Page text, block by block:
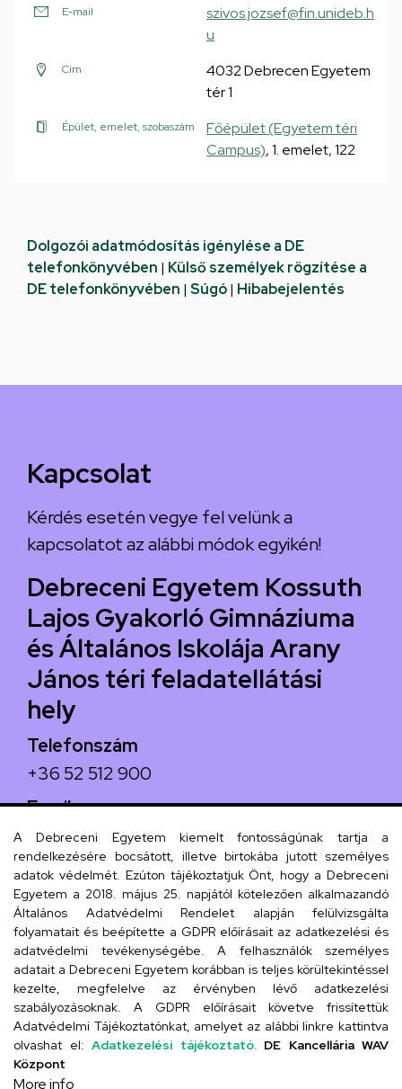
E-mail
szivos.jozsef@fin.unideb.h
u
Cím
4032 Debrecen Egyetem
tér 1
Épület, emelet, szobaszám
Főépület (Egyetem téri
Campus), 1. emelet, 122
Dolgozói adatmódosítás igénylése a DE
telefonkönyvében | Külső személyek rögzítése a
DE telefonkönyvében | Súgó| Hibabejelentés
Kapcsolat
Kérdés esetén vegye fel velünk a
kapcsolatot az alábbi módok egyikén!
Debreceni Egyetem Kossuth
Lajos Gyakorló Gimnáziuma
és Általános Iskolája Arany
János téri feladatellátási
hely
Telefonszám
+36 52 512 900
Email
arany.titkarsag@arany-alt.unideb.hu
Cím
4026 Debrecen, Arany János tér 1.
Szervezeti telefonkönyv
UD telefonkönyv
A Debreceni Egyetem kiemelt fontosságúnak tartja a
rendelkezésére bocsátott, illetve birtokába jutott személyes
adatok védelmét. Ezúton tájékoztatjuk Önt, hogy a Debreceni
Egyetem a 2018. május 25. napjától kötelezően alkalmazandó
Általános Adatvédelmi Rendelet alapján felülvizsgálta
folyamatait és beépítette a GDPR előírásait az adatkezelési és
adatvédelmi tevékenységébe. A felhasználók személyes
adatait a Debreceni Egyetem korábban is teljes körültekintéssel
kezelte, megfelelve az érvényben lévő adatkezelési
szabályozásoknak. A GDPR előírásait követve frissítettük
Adatvédelmi Tájékoztatónkat, amelyet az alábbi linkre kattintva
olvashat el: Adatkezelési tájékoztató. DE Kancellária WAV
Központ
More info